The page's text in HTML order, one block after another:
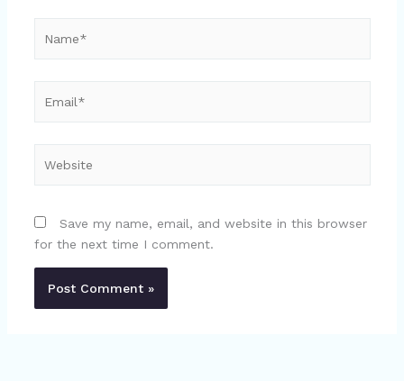
Save my name, email, and website in this browser
for the next time I comment.